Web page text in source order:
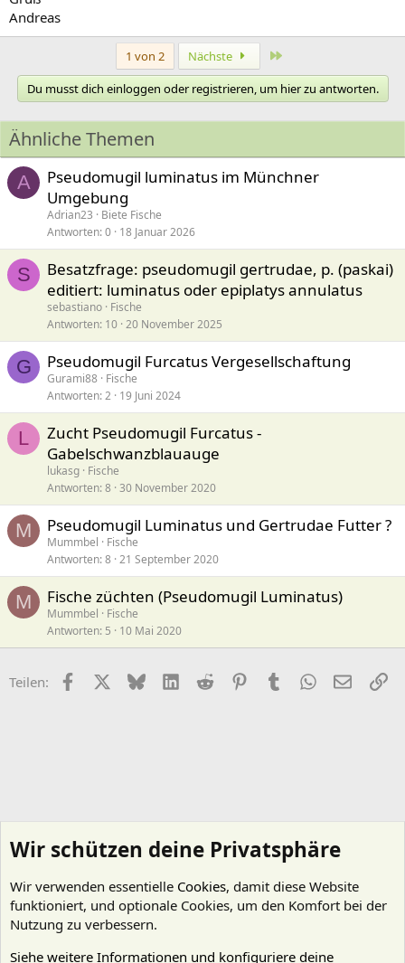
Andreas
1 von 2 Nächste
Du musst dich einloggen oder registrieren, um hier zu antworten.
Ähnliche Themen
A
Pseudomugil luminatus im Münchner
Umgebung
Adrian23
Biete Fische
Antworten 0 18 Januar 2026
S
Besatzfrage: pseudomugil gertrudae, p. (paskai)
editiert: luminatus oder epiplatys annulatus
sebastiano Fische
Antworten 10 20 November 2025
G Pseudomugil Furcatus Vergesellschaftung
Gurami88 Fische
Antworten 2 19 Juni 2024
L
Zucht Pseudomugil Furcatus -
Gabelschwanzblauauge
lukasg Fische
Antworten 8 30 November 2020
M Pseudomugil Luminatus und Gertrudae Futter ?
Mummbel
Fische
Antworten 8 21 September 2020
M Fische züchten (Pseudomugil Luminatus)
Mummbel
Fische
Antworten 5 10 Mai 2020
Teilen: FacebookX (Twitter)
BlueskyLinkedIn
Reddit PinterestTumblr WhatsApp
E-Mail
Wir schützen deine Privatsphäre
Wir verwenden essentielle Cookies, damit diese Website
funktioniert, und optionale Cookies, um den Komfort bei der
Nutzung zu verbessern.
Siehe weitere Informationen und konfiguriere deine